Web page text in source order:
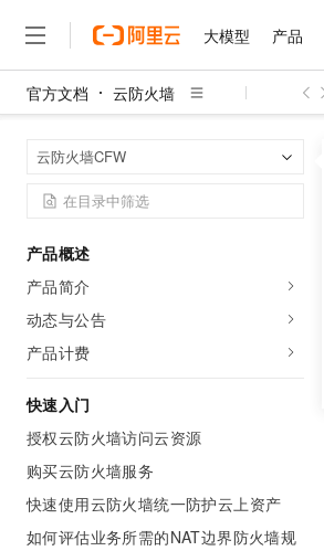
大模型 产品
官方文档 云防火墙
云防火墙CFW
产品概述
产品简介
动态与公告
产品计费
快速入门
授权云防火墙访问云资源
购买云防火墙服务
快速使用云防火墙统一防护云上资产
如何评估业务所需的NAT边界防火墙规
大模型
产品
精选产品
人工智能与机器学习
存储
网络与CDN
安全
解决方案
精选解决方案
AI
现代化应用
安全
网络
权益
定价
云市场
伙伴
服务
了解阿里云